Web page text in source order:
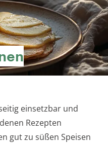
einsetzbar und
Rezepten
gut zu süßen Speisen